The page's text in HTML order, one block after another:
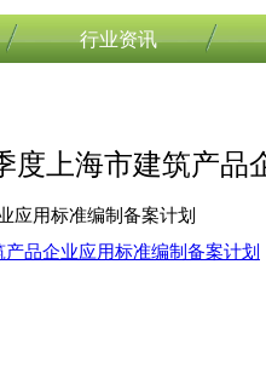
行业资讯
度上海市建筑产品
应用标准编制备案计划
品企业应用标准编制备案计划